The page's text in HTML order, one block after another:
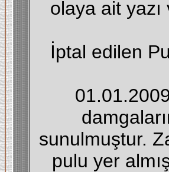
olaya ait
İptal edilen
sunulmuştur.
pulu yer